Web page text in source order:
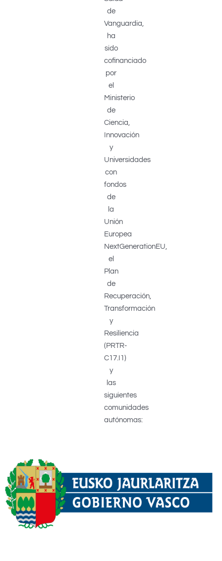
de
Vanguardia,
ha
sido
cofinanciado
por
el
Ministerio
de
Ciencia,
Innovación
y
Universidades
con
fondos
de
la
Unión
Europea
NextGenerationEU,
el
Plan
de
Recuperación,
Transformación
y
Resiliencia
(PRTR-
C17.I1)
y
las
siguientes
comunidades
autónomas: